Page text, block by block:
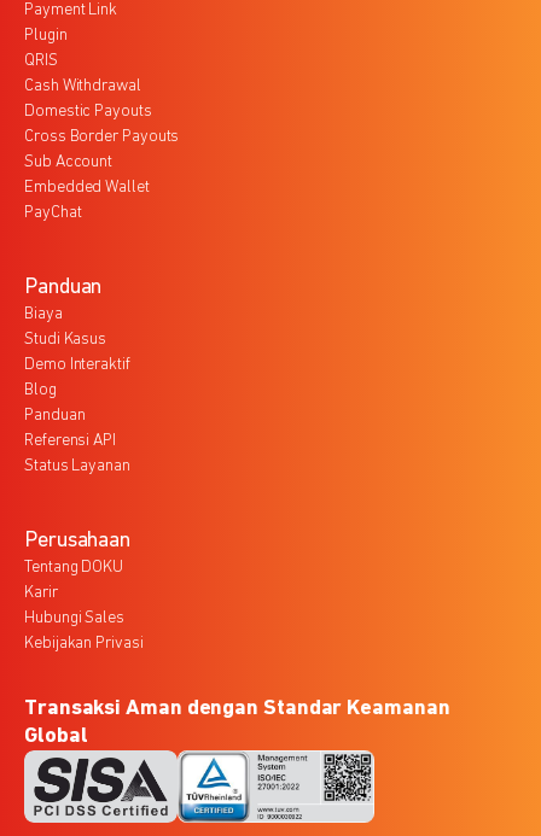
Payment Link
Plugin
QRIS
Cash Withdrawal
Domestic Payouts
Cross Border Payouts
Sub Account
Embedded Wallet
PayChat
Panduan
Biaya
Studi Kasus
Demo Interaktif
Blog
Panduan
Referensi API
Status Layanan
Perusahaan
Tentang DOKU
Karir
Hubungi Sales
Kebijakan Privasi
Transaksi Aman dengan Standar Keamanan
Global